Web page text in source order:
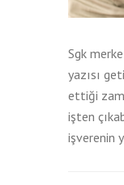
Sgk
yazısı
ettiği
işten
işverenin